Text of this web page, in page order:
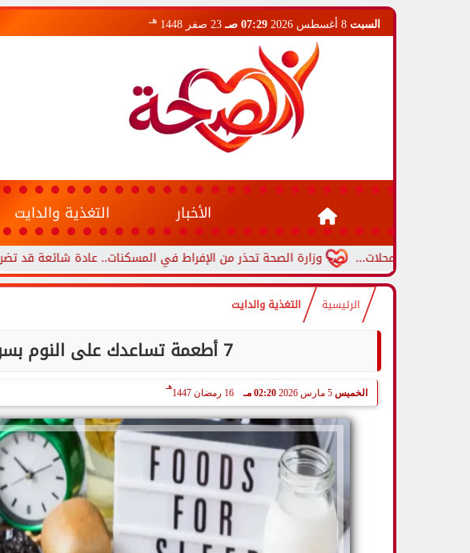
السبت 07:29 صـ 23 صفر 1448 هـ
الأخبار التغذية والدايت
وزارة الصحة تحذر من الإفراط في المسكنات.. عادة شائعة قد تضر الكلى...
الرئيسية التغذية والدايت
7 أطعمة تساعدك على النوم بسرعة.. تعرّف عليها
الخميس 5 مارس 2026 02:20 مـ 16 رمضان 1447
هـ